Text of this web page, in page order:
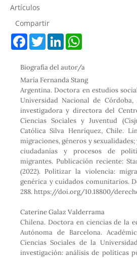
Artículos
Compartir
F
b
o
o
k
T
w
t
e
L
e
d
n
W
s
A
p
p
Biografía del autor/a
María Fernanda Stang
Argentina. Doctora en estudios
Universidad Nacional de Córdoba,
investigadora y directora del
Ciencias Sociales y Juventud
Católica Silva Henríquez, Chile.
migraciones, géneros y
ciudadanías y procesos de
migrantes. Publicación reciente:
(2022). Politizar la violencia:
genérica y cuidados comunitarios.
288. https://doi.org/10.18800/
Caterine Galaz Valderrama
Chilena. Doctora en ciencias de la
Autónoma de Barcelona.
Ciencias Sociales de la
investigación: análisis de políticas